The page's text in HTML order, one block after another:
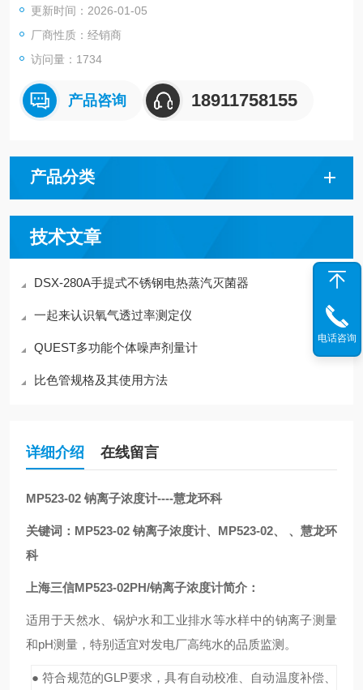
更新时间：2026-01-05
厂商性质：经销商
访问量：1734
产品咨询 18911758155
产品分类
技术文章
DSX-280A手提式不锈钢电热蒸汽灭菌器
一起来认识氧气透过率测定仪
QUEST多功能个体噪声剂量计
比色管规格及其使用方法
详细介绍 在线留言
MP523-02 钠离子浓度计----慧龙环科
关键词： MP523-02 钠离子浓度计、 MP523-02、 、慧龙环
科
上海三信MP523-02PH/钠离子浓度计简介 ：
适用于天然水、锅炉水和工业排水等水样中的钠离子测量
和pH测量，特别适宜对发电厂高纯水的品质监测。
● 符合规范的GLP要求，具有自动校准、自动温度补偿、
电话咨询